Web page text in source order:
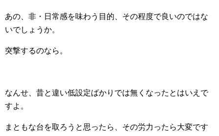
あの、非・日常感を味わう目的、その程度で良いのではな
いでしょうか。
突撃するのなら。
なんせ、昔と違い低設定ばかりでは無くなったとはいえで
すよ。
まともな台を取ろうと思ったら、その労力ったら大変です